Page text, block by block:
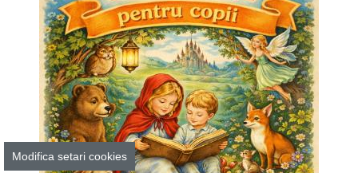
Modifica setari cookies